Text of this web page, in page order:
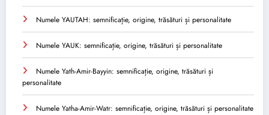
Numele YAUTAH: semnificație, origine, trăsături și personalitate
Numele YAUK: semnificație, origine, trăsături și personalitate
Numele Yath-Amir-Bayyin: semnificație, origine, trăsături și
personalitate
Numele Yatha-Amir-Watr: semnificație, origine, trăsături și personalitate